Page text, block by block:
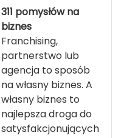
311 pomysłów na
biznes
Franchising,
partnerstwo lub
agencja to sposób
na własny biznes. A
własny biznes to
najlepsza droga do
satysfakcjonujących